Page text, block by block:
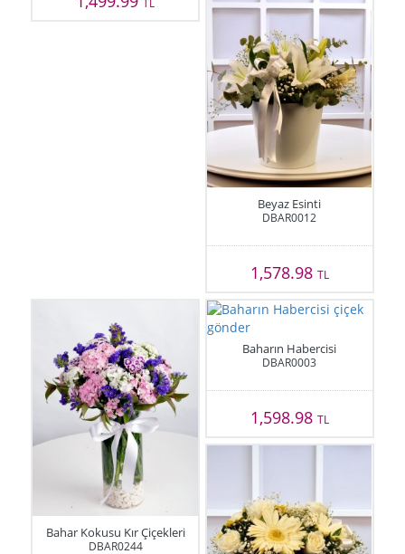
TL
Beyaz Esinti
DBAR0012
1,578.98 TL
Bahar Kokusu Kır Çiçekleri
DBAR0244
Baharın Habercisi
DBAR0003
1,598.98 TL